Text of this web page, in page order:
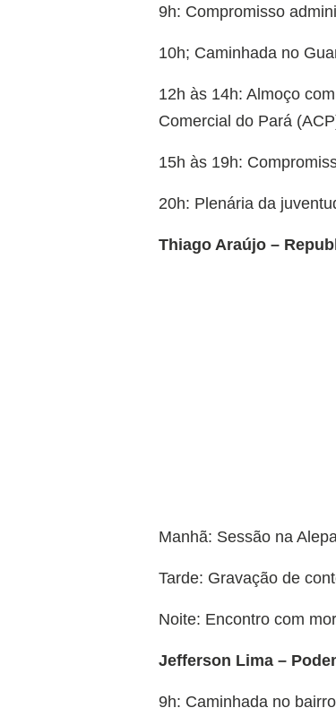
9h: Compromisso
10h; Caminhada no
12h às 14h: Almoço
Comercial do Pará
15h às 19h:
20h: Plenária da
Thiago Araújo –
Manhã: Sessão na
Tarde: Gravação de
Noite: Encontro com
Jefferson Lima –
9h: Caminhada no